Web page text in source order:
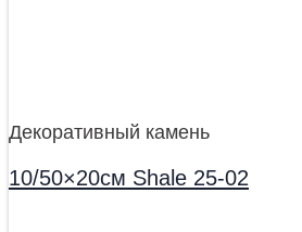
Декоративный камень
10/50×20см Shale 25-02